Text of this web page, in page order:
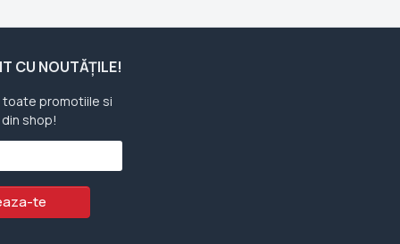
CU NOUTĂȚILE!
toate promotiile si
shop!
te